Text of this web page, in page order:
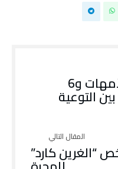
وزارة الأسرة تحتفي بالأمهات و6
التوعية
“الغرين كارد”